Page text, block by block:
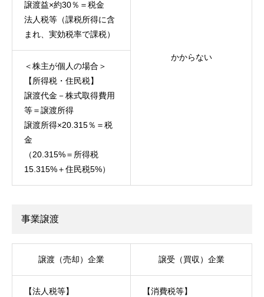
譲渡益×約30％＝税金
法人税等（課税所得に含
まれ、実効税率で課税）
かからない
＜株主が個人の場合＞
【所得税・住民税】
譲渡代金－株式取得費用
等＝譲渡所得
譲渡所得×20.315％＝税
金
（20.315%＝所得税
15.315%＋住民税5%）
事業譲渡
譲渡（売却）企業 譲受（買収）企業
【法人税等】
【消費税等】